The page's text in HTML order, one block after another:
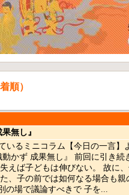
順）
無し』
いるミニコラム【今日の一言
かず 成果無し』 前回に引き続
えば子どもは伸びない。 故に
、子の前では如何なる場合も
の場で議論すべきで 子を...